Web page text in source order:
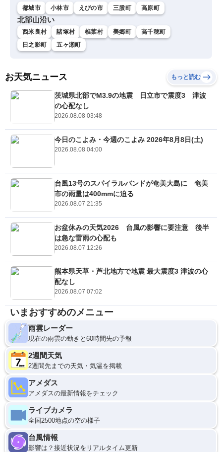
都城市 小林市 えびの市 三股町 高原町
北部山沿い
西米良村 諸塚村 椎葉村 美郷町
高千穂町
日之影町
五ヶ瀬町
お天気ニュース もっと読む
茨城県北部でM3.9の地震 日立市で震度3 津波
の心配なし
2026.08.08 03:48
今日のこよみ・今週のこよみ 2026年8月8日(土)
2026.08.08 04:00
台風13号のスパイラルバンドが奄美大島に 奄美
市の雨量は400mmに迫る
2026.08.07 21:35
お盆休みの天気2026 台風の影響に要注意 後半
は急な雷雨の心配も
2026.08.07 12:26
熊本県天草・芦北地方で地震 最大震度3 津波の心
配なし
2026.08.07 07:02
いまおすすめのメニュー
雨雲レーダー
現在の雨雲の動きと60時間先の予報
2週間天気
2週間先までの天気・気温を掲載
アメダス
アメダスの最新情報をチェック
ライブカメラ
全国2500地点の空の様子
台風情報
影響は？接近状況をリアルタイム更新